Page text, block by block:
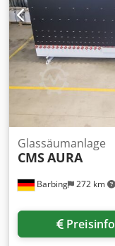
Barbing 272 km
Glassäumanlage
CMSAURA
Preisinfo